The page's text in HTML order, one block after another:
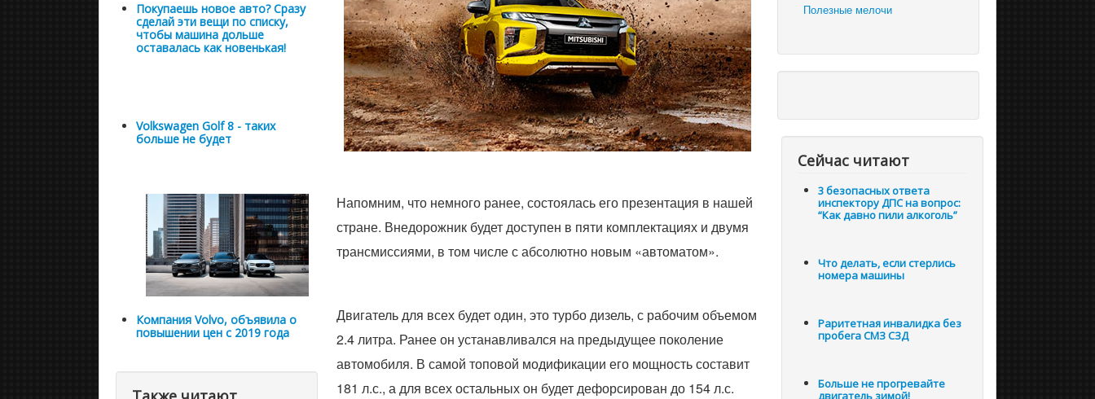
Покупаешь новое авто? Сразу
сделай эти вещи по списку,
чтобы машина дольше
оставалась как новенькая!
Volkswagen Golf 8 - таких
больше не будет
Компания Volvo, объявила о
повышении цен с 2019 года
Напомним, что немного ранее, состоялась его презентация в нашей
стране. Внедорожник будет доступен в пяти комплектациях и двумя
трансмиссиями, в том числе с абсолютно новым «автоматом».
Двигатель для всех будет один, это турбо дизель, с рабочим объемом
2.4 литра. Ранее он устанавливался на предыдущее поколение
автомобиля. В самой топовой модификации его мощность составит
181 л.с., а для всех остальных он будет дефорсирован до 154 л.с.
Полезные мелочи
Сейчас читают
3 безопасных ответа
инспектору ДПС на вопрос:
“Как давно пили алкоголь”
Что делать, если стерлись
номера машины
Раритетная инвалидка без
пробега СМЗ СЗД
Больше не прогревайте
двигатель зимой!